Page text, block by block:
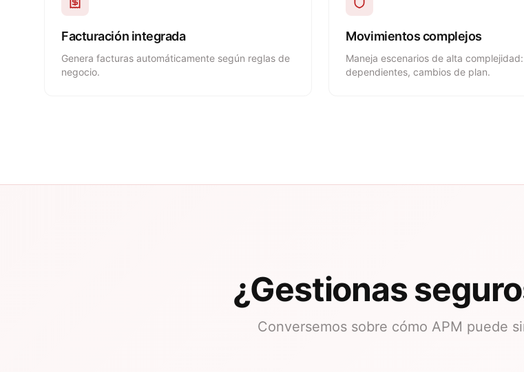
Facturación integrada
Genera facturas automáticamente según reglas de
negocio.
Movimientos complejos
Maneja escenarios de alta
dependientes, cambios de plan.
¿Gestionas
Conversemos sobre cómo APM puede